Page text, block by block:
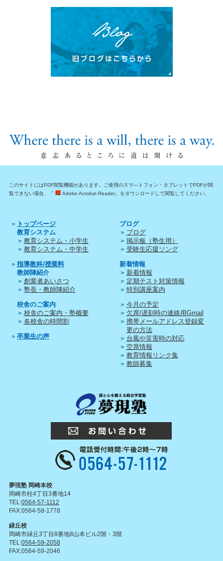
このサイトにはPDF閲覧機能があります。ご使用のスマ―トフォン・タブレットでPDFが閲
覧できない場合、「
Adobe Acrobat Reader」をダウンロードして閲覧してください。
トップページ
教育システム
教育システム・小学生
教育システム・中学生
指導教科/授業料
教師陣紹介
創業者あいさつ
塾長・教師陣紹介
校舎のご案内
校舎のご案内・塾概要
各校舎の時間割
卒業生の声
ブログ
ブログ
掲示板（塾生用）
受験生応援ソング
新着情報
新着情報
定期テスト対策情報
特別講座案内
今月の予定
欠席/遅刻時の連絡用Gmail
携帯メールアドレス登録変
更の方法
台風や災害時の対応
空席情報
教育情報リンク集
教師募集
夢現塾 岡崎本校
岡崎市柱4丁目3番地14
TEL:0564-57-1112
FAX:0564-58-1778
緑丘校
岡崎市緑丘3丁目8番地8山本ビル2階・3階
TEL:0564-59-2058
FAX:0564-59-2046